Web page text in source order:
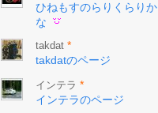
ひねもすのらりくらりか
な
takdat *
takdatのページ
インテラ *
インテラのページ